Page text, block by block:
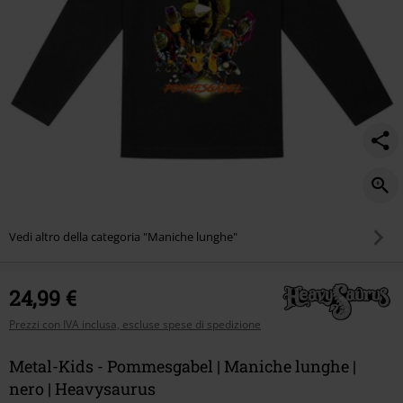
Vedi altro della categoria "Maniche lunghe"
24,99 €
Prezzi con IVA inclusa, escluse spese di spedizione
Metal-Kids - Pommesgabel | Maniche lunghe |
nero | Heavysaurus